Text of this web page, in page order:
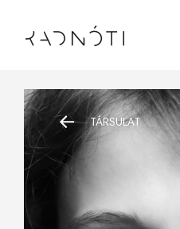
TÁRSULAT